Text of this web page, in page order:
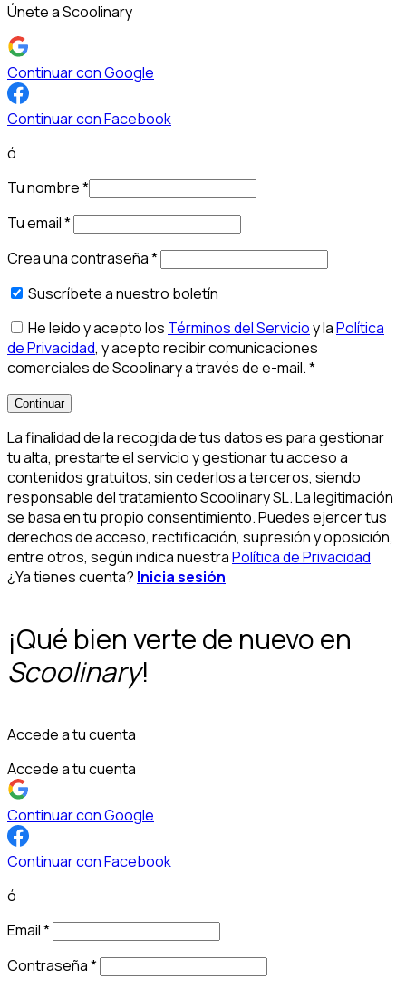
Únete a Scoolinary
Continuar con Google
Continuar con Facebook
ó
Tu nombre*
Tu email*
Crea una contraseña*
Suscríbete a nuestro boletín
He leído y acepto los Términos del Servicioy laPolítica
de Privacidad, y acepto recibir comunicaciones
comerciales de Scoolinary a través de e-mail.*
Continuar
La finalidad de la recogida de tus datos es para gestionar
tu alta, prestarte el servicio y gestionar tu acceso a
contenidos gratuitos, sin cederlos a terceros, siendo
responsable del tratamiento Scoolinary SL. La legitimación
se basa en tu propio consentimiento. Puedes ejercer tus
derechos de acceso, rectificación, supresión y oposición,
entre otros, según indica nuestraPolítica de Privacidad
¿Ya tienes cuenta? Inicia sesión
¡Qué bien verte de nuevo en
Scoolinary!
Accede a tu cuenta
Accede a tu cuenta
Continuar con Google
Continuar con Facebook
ó
Email*
Contraseña*